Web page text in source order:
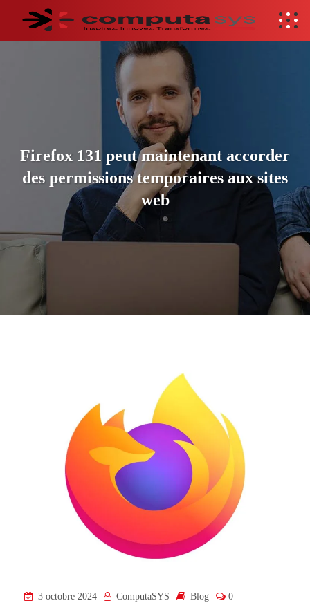
Firefox 131 peut maintenant accorder
des permissions temporaires aux sites
web
3 octobre 2024 ComputaSYS Blog 0